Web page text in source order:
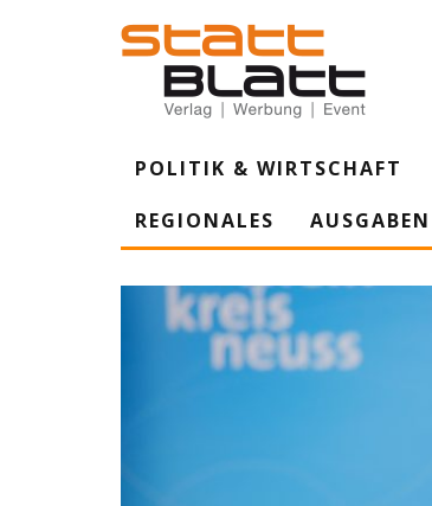
POLITIK & WIRTSCHAFT
REGIONALES
AUSGABEN